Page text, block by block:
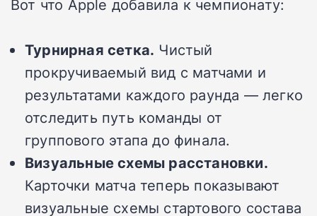
Вот что Apple добавила к чемпионату:
Турнирная сетка. Чистый
прокручиваемый вид с матчами и
результатами каждого раунда — легко
отследить путь команды от
группового этапа до финала.
Визуальные схемы расстановки.
Карточки матча теперь показывают
визуальные схемы стартового состава